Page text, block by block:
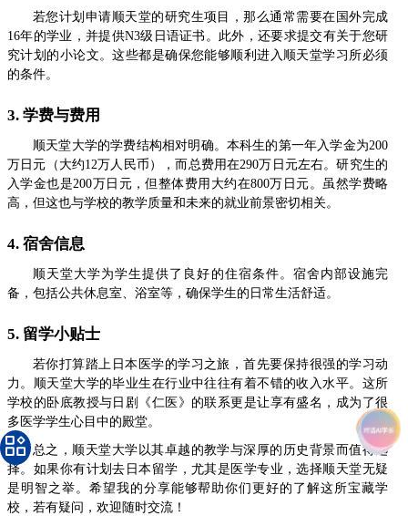
若您计划申请顺天堂的研究生项目，那么通常需要在国外完成
16年的学业，并提供N3级日语证书。此外，还要求提交有关于您研
究计划的小论文。这些都是确保您能够顺利进入顺天堂学习所必须
的条件。
3. 学费与费用
顺天堂大学的学费结构相对明确。本科生的第一年入学金为200
万日元（大约12万人民币），而总费用在290万日元左右。研究生的
入学金也是200万日元，但整体费用大约在800万日元。虽然学费略
高，但这也与学校的教学质量和未来的就业前景密切相关。
4. 宿舍信息
顺天堂大学为学生提供了良好的住宿条件。宿舍内部设施完
备，包括公共休息室、浴室等，确保学生的日常生活舒适。
5. 留学小贴士
若你打算踏上日本医学的学习之旅，首先要保持很强的学习动
力。顺天堂大学的毕业生在行业中往往有着不错的收入水平。这所
学校的卧底教授与日剧《仁医》的联系更是让享有盛名，成为了很
多医学学生心目中的殿堂。
总之，顺天堂大学以其卓越的教学与深厚的历史背景而值得选
择。如果你有计划去日本留学，尤其是医学专业，选择顺天堂无疑
是明智之举。希望我的分享能够帮助你们更好的了解这所宝藏学
校，若有疑问，欢迎随时交流！